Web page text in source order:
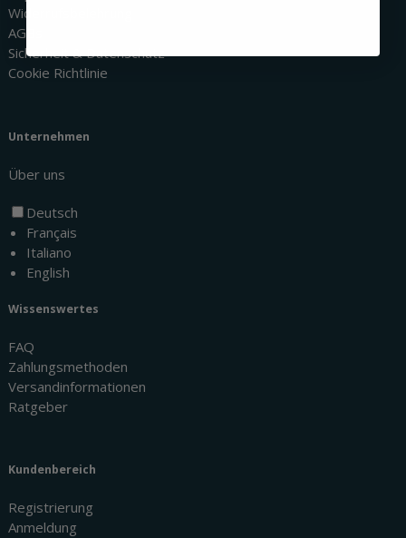
Widerrufsbelehrung
AGBs
Sicherheit & Datenschutz
Cookie Richtlinie
Unternehmen
Über uns
Deutsch
Français
Italiano
English
Wissenswertes
FAQ
Zahlungsmethoden
Versandinformationen
Ratgeber
Kundenbereich
Registrierung
Anmeldung